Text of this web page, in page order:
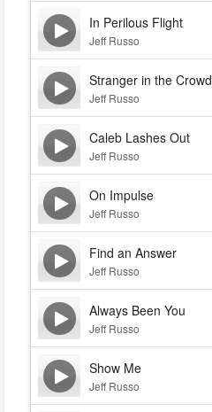
In Perilous Flight
Jeff Russo
Stranger in the Crowd
Jeff Russo
Caleb Lashes Out
Jeff Russo
On Impulse
Jeff Russo
Find an Answer
Jeff Russo
Always Been You
Jeff Russo
Show Me
Jeff Russo